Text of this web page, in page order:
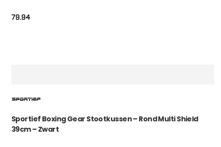
79.94
Sportief Boxing Gear Stootkussen – Rond Multi Shield
39cm – Zwart